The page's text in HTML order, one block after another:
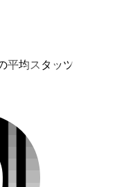
平均スタッツ